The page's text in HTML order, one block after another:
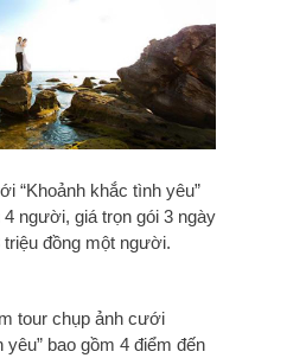
“Khoảnh khắc tình yêu”
4 người, giá trọn gói 3 ngày
đồng một người.
tour chụp ảnh cưới
yêu” bao gồm 4 điểm đến